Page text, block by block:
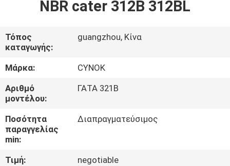
ΠΡΟΪΌΝΤΑ
ΠΕΡΊΠΟΥ
ΕΜΕΊΣ
ΓΎΡΟΣ
ΕΡΓΟΣΤΑΣΊΩΝ
ΠΟΙΟΤΙΚΌΣ
ΈΛΕΓΧΟΣ
NBR cater 312B 312BL
Τόπος
καταγωγής:
guangzhou, Κίνα
Μάρκα:
CYNOK
Αριθμό
μοντέλου:
ΓΑΤΑ 321B
Ποσότητα
παραγγελίας
min:
Διαπραγματεύσιμος
Τιμή:
negotiable